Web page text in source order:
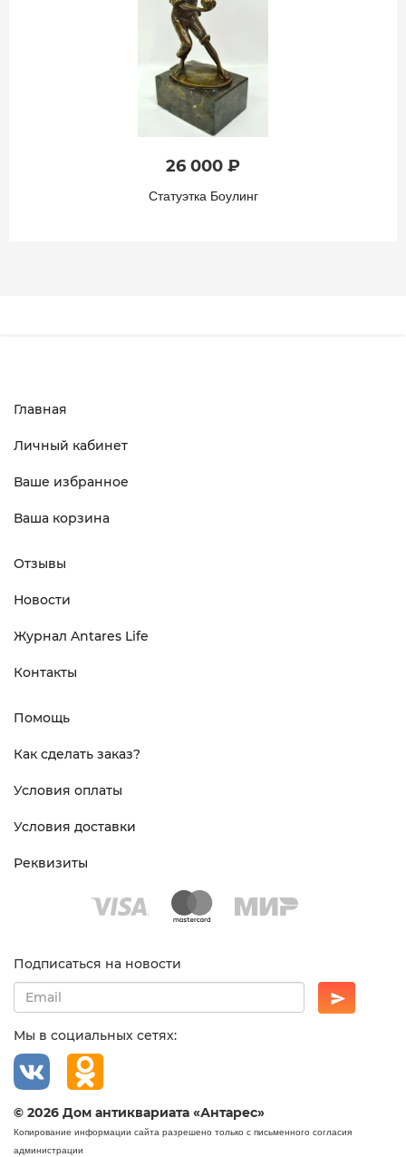
26 000 ₽
Статуэтка Боулинг
Главная
Личный кабинет
Ваше избранное
Ваша корзина
Отзывы
Новости
Журнал Antares Life
Контакты
Помощь
Как сделать заказ?
Условия оплаты
Условия доставки
Реквизиты
Подписаться на новости
Мы в социальных сетях:
© 2026 Дом антиквариата «Антарес»
Копирование информации сайта разрешено только с письменного согласия
администрации